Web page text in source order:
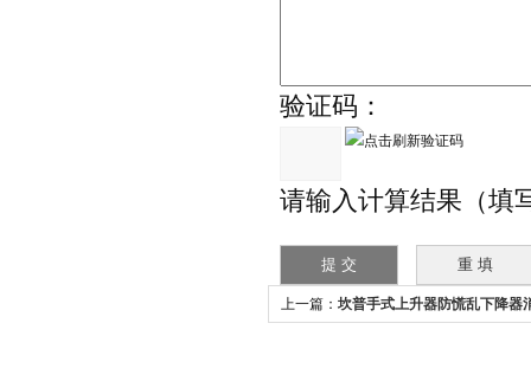
验证码：
请输入计算结果（填
上一篇： 坎普手式上升器防慌乱下降器